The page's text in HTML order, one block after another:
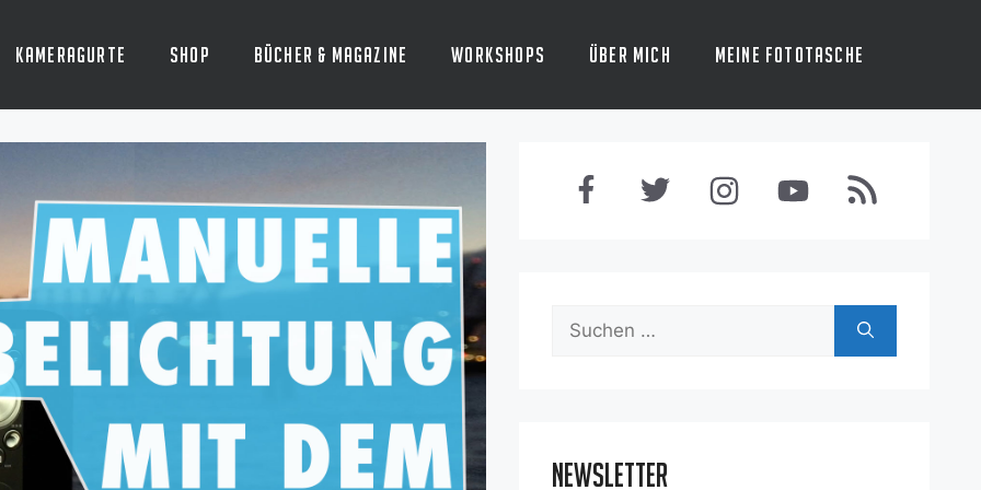
Kameragurte Shop Bücher & Magazine Workshops Über mich Meine Fototasche
Suchen
Newsletter